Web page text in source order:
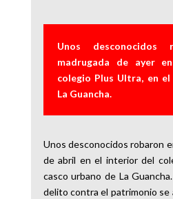
Unos
madrugada de ayer
colegio Plus Ultra, en
La Guancha.
Unos desconocidos robaron
de abril en el interior del
casco urbano de La
delito contra el patrimonio se